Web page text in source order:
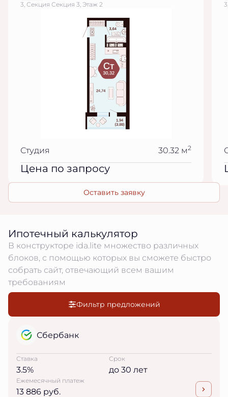
3, Секция Секция 3, Этаж 2
Студия 30.32 м2
Цена по запросу
Оставить заявку
Ипотечный калькулятор
В конструкторе ida.lite множество различных
блоков, с помощью которых вы сможете быстро
собрать сайт, отвечающий всем вашим
требованиям
Фильтр предложений
Сбербанк
Ставка
3.5%
Срок
до 30 лет
Ежемесячный платеж
13 886 руб.